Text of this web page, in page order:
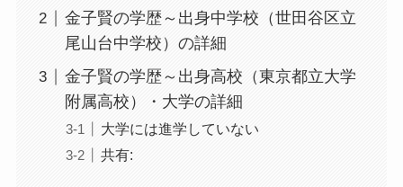
金子賢の学歴～出身中学校（世田谷区立
尾山台中学校）の詳細
金子賢の学歴～出身高校（東京都立大学
附属高校）・大学の詳細
大学には進学していない
共有: